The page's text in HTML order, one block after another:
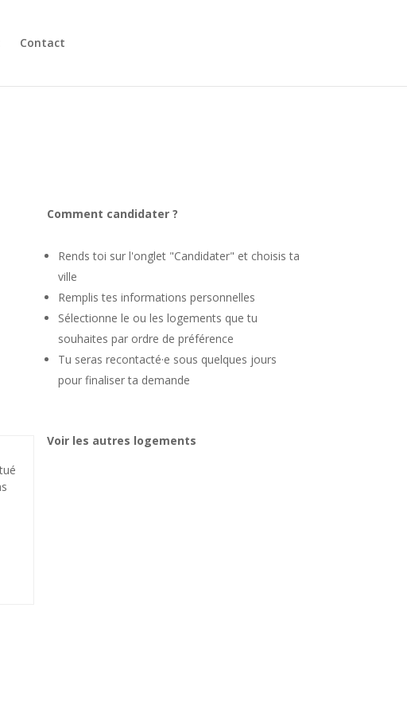
Contact
Comment candidater ?
Rends toi sur l'onglet "Candidater" et choisis ta
ville
Remplis tes informations personnelles
Sélectionne le ou les logements que tu
souhaites par ordre de préférence
Tu seras recontacté·e sous quelques jours
pour finaliser ta demande
Voir les autres logements